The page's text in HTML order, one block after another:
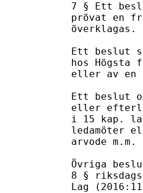
7 § Ett
prövat en
överklagas.
Ett beslut
hos Högsta
eller av en
Ett beslut
eller
i 15 kap.
ledamöter
arvode
Övriga
8 §
Lag